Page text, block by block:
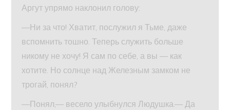
Аргут упрямо наклонил голову:
—Ни за что! Хватит, послужил я Тьме, даже
вспомнить тошно. Теперь служить больше
никому не хочу! Я сам по себе, а вы — как
хотите. Но солнце над Железным замком не
трогай, понял?
—Понял,— весело улыбнулся Людушка.— Да